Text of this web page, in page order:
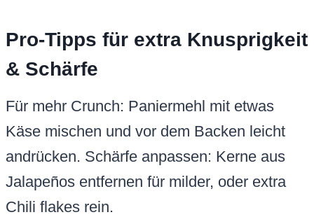
Pro-Tipps für extra Knusprigkeit
& Schärfe
Für mehr Crunch: Paniermehl mit etwas
Käse mischen und vor dem Backen leicht
andrücken. Schärfe anpassen: Kerne aus
Jalapeños entfernen für milder, oder extra
Chili flakes rein.